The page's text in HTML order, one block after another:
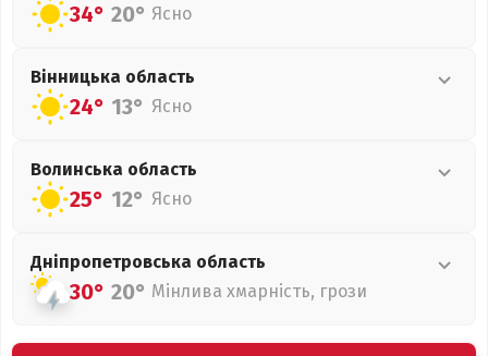
34° 20° Ясно
Вінницька область
24° 13° Ясно
Волинська область
25° 12° Ясно
Дніпропетровська область
30° 20° Мінлива хмарність, грози